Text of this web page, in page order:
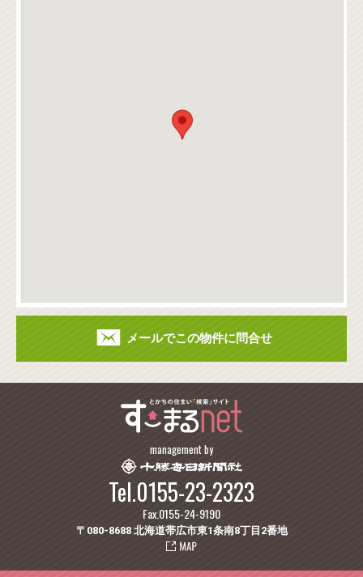
メールでこの物件に問合せ
management by
Tel.0155-23-2323
Fax.0155-24-9190
〒080-8688 北海道帯広市東1条南8丁目2番地